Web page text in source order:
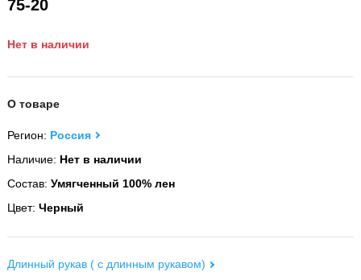
75-20
Нет в наличии
О товаре
Регион: Россия
Наличие: Нет в наличии
Состав: Умягченный 100% лен
Цвет: Черный
Длинный рукав ( с длинным рукавом)